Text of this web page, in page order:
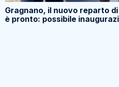
Gragnano, il nuovo reparto
è pronto: possibile